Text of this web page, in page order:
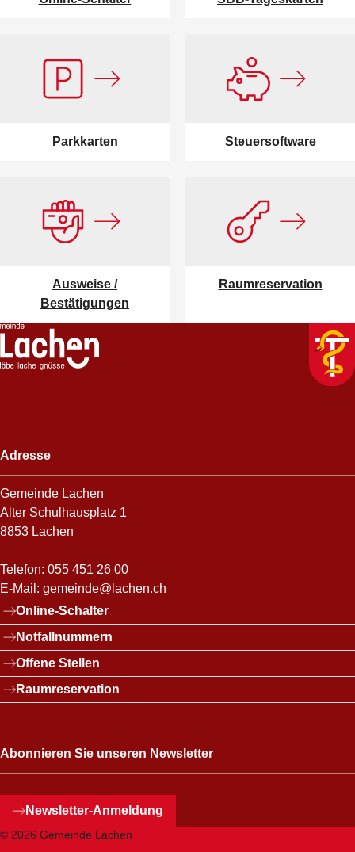
Parkkarten Steuersoftware
Ausweise /
Bestätigungen
Raumreservation
Footer
Adresse
Gemeinde Lachen
Alter Schulhausplatz 1
8853 Lachen
Telefon: 055 451 26 00
E-Mail: gemeinde@lachen.ch
Links
Online-Schalter
Notfallnummern
Offene Stellen
Raumreservation
Abonnieren Sie unseren Newsletter
Newsletter-Anmeldung
© 2026 Gemeinde Lachen